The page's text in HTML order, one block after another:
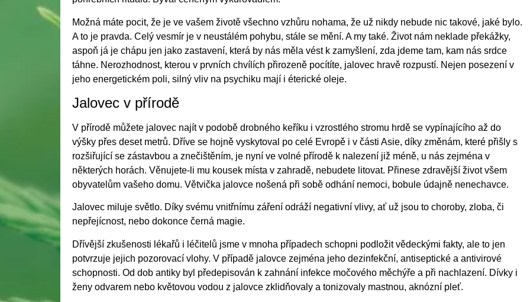
Možná máte pocit, že je ve vašem životě všechno vzhůru nohama, že už nikdy nebude nic takové, jaké bylo.
A to je pravda. Celý vesmír je v neustálém pohybu, stále se mění. A my také. Život nám neklade překážky,
aspoň já je chápu jen jako zastavení, která by nás měla vést k zamyšlení, zda jdeme tam, kam nás srdce
táhne. Nerozhodnost, kterou v prvních chvílích přirozeně pocítíte, jalovec hravě rozpustí. Nejen posezení v
jeho energetickém poli, silný vliv na psychiku mají i éterické oleje.
Jalovec v přírodě
V přírodě můžete jalovec najít v podobě drobného keříku i vzrostlého stromu hrdě se vypínajícího až do
výšky přes deset metrů. Dříve se hojně vyskytoval po celé Evropě i v části Asie, díky změnám, které přišly s
rozšiřující se zástavbou a znečištěním, je nyní ve volné přírodě k nalezení již méně, u nás zejména v
některých horách. Věnujete-li mu kousek místa v zahradě, nebudete litovat. Přinese zdravější život všem
obyvatelům vašeho domu. Větvička jalovce nošená při sobě odhání nemoci, bobule údajně nenechavce.
Jalovec miluje světlo. Díky svému vnitřnímu záření odráží negativní vlivy, ať už jsou to choroby, zloba, či
nepřejícnost, nebo dokonce černá magie.
Dřívější zkušenosti lékařů i léčitelů jsme v mnoha případech schopni podložit vědeckými fakty, ale to jen
potvrzuje jejich pozorovací vlohy. V případě jalovce zejména jeho dezinfekční, antiseptické a antivirové
schopnosti. Od dob antiky byl předepisován k zahnání infekce močového měchýře a při nachlazení. Dívky i
ženy odvarem nebo květovou vodou z jalovce zklidňovaly a tonizovaly mastnou, aknózní pleť.